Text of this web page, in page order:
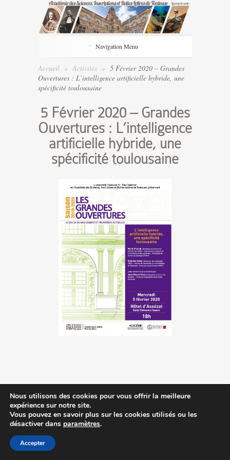
Navigation Menu
Accueil » Activités » 5 Février 2020 – Grandes
Ouvertures : L’intelligence artificielle hybride, une
spécificité toulousaine
5 Février 2020 – Grandes
Ouvertures : L’intelligence
artificielle hybride, une
spécificité toulousaine
Contactez-nous|MA © 2014-2023
Nous utilisons des cookies pour vous offrir la meilleure
expérience sur notre site.
Vous pouvez en savoir plus sur les cookies utilisés ou les
désactiver dans paramètres.
Accepter